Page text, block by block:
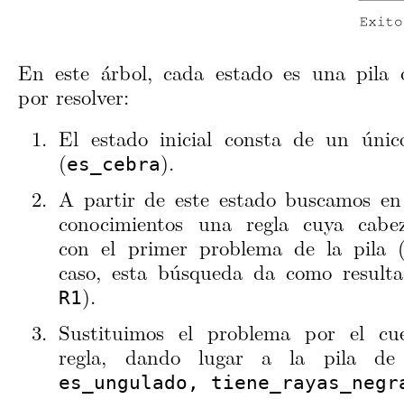
En este árbol, cada estado es una pila
por resolver:
El estado inicial consta de un
(es_cebra).
A partir de este estado buscamos
conocimientos una regla cuya
con el primer problema de la pila
caso, esta búsqueda da como
R1).
Sustituimos el problema por el
regla, dando lugar a la pila de
es_ungulado,